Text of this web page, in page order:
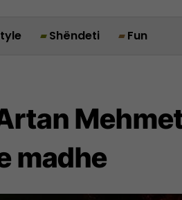
Shëndeti Fun
madhe